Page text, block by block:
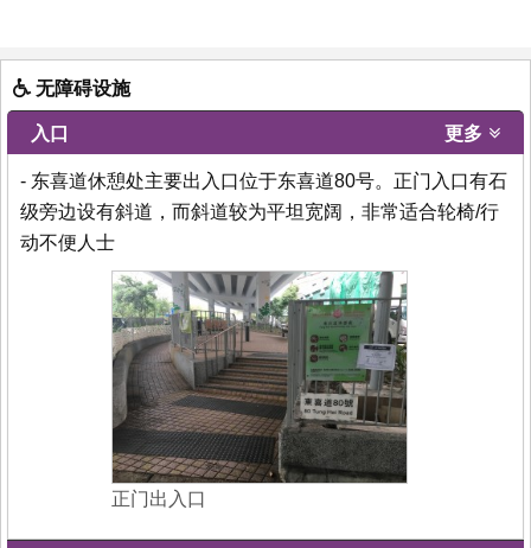
无障碍设施
入口 更多
- 东喜道休憩处主要出入口位于东喜道80号。正门入口有石
级旁边设有斜道，而斜道较为平坦宽阔，非常适合轮椅/行
动不便人士
正门出入口